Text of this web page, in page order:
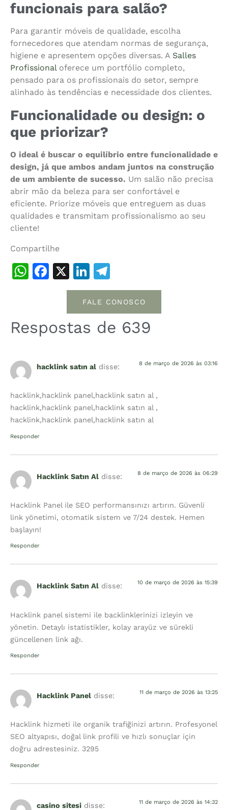
funcionais para salão?
Para garantir móveis de qualidade, escolha
fornecedores que atendam normas de segurança,
higiene e apresentem opções diversas. A Salles
Profissional oferece um portfólio completo,
pensado para os profissionais do setor, sempre
alinhado às tendências e necessidade dos clientes.
Funcionalidade ou design: o
que priorizar?
O ideal é buscar o equilíbrio entre funcionalidade e
design, já que ambos andam juntos na construção
de um ambiente de sucesso. Um salão não precisa
abrir mão da beleza para ser confortável e
eficiente. Priorize móveis que entreguem as duas
qualidades e transmitam profissionalismo ao seu
cliente!
Compartilhe
WhatsApp
Facebook
X LinkedIn
FALE CONOSCO
Respostas de 639
hacklink satın al disse: 8 de março de 2026 às 03:16
hacklink,hacklink panel,hacklink satın al ,
hacklink,hacklink panel,hacklink satın al ,
hacklink,hacklink panel,hacklink satın al
Responder
Hacklink Satın Al disse: 8 de março de 2026 às 06:29
Hacklink Panel ile SEO performansınızı artırın. Güvenli
link yönetimi, otomatik sistem ve 7/24 destek. Hemen
başlayın!
Responder
Hacklink Satın Al disse: 10 de março de 2026 às 15:39
Hacklink panel sistemi ile backlinklerinizi izleyin ve
yönetin. Detaylı istatistikler, kolay arayüz ve sürekli
güncellenen link ağı.
Responder
Hacklink Panel disse: 11 de março de 2026 às 13:25
Hacklink hizmeti ile organik trafiğinizi artırın. Profesyonel
SEO altyapısı, doğal link profili ve hızlı sonuçlar için
doğru adrestesiniz. 3295
Responder
casino sitesi disse: 11 de março de 2026 às 14:32